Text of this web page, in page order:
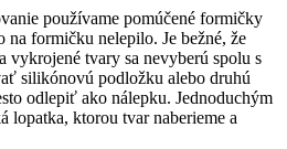
používame pomúčené formičky
na formičku nelepilo. Je bežné, že
vykrojené tvary sa nevyberú spolu s
silikónovú podložku alebo druhú
odlepiť ako nálepku. Jednoduchým
lopatka, ktorou tvar naberieme a